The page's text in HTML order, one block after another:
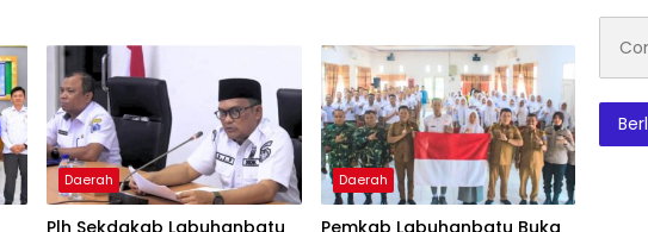
Daerah Daerah